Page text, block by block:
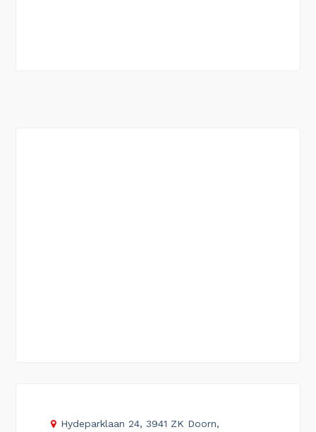
Hydeparklaan 24, 3941 ZK Doorn,